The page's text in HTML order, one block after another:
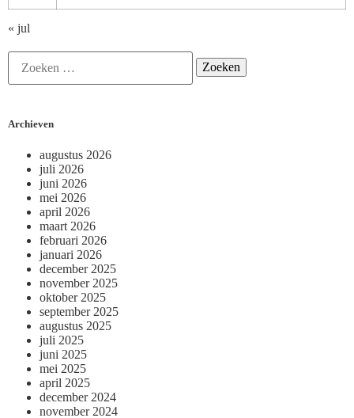
« jul
Archieven
augustus 2026
juli 2026
juni 2026
mei 2026
april 2026
maart 2026
februari 2026
januari 2026
december 2025
november 2025
oktober 2025
september 2025
augustus 2025
juli 2025
juni 2025
mei 2025
april 2025
december 2024
november 2024